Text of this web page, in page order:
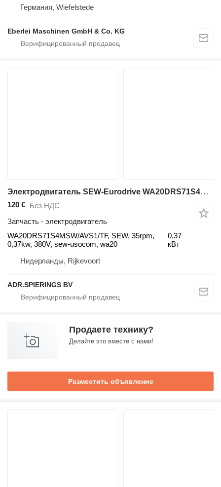
Германия, Wiefelstede
Eberlei Maschinen GmbH & Co. KG
Электродвигатель SEW-Eurodrive WA20DRS71S4MSW/AVS1/TF
120 € Без НДС
Запчасть - электродвигатель
WA20DRS71S4MSW/AVS1/TF, SEW, 35rpm,
0,37kw, 380V, sew-usocom, wa20
0,37
кВт
Нидерланды, Rijkevoort
ADR.SPIERINGS BV
Продаете технику?
Делайте это вместе с нами!
Разместить объявление